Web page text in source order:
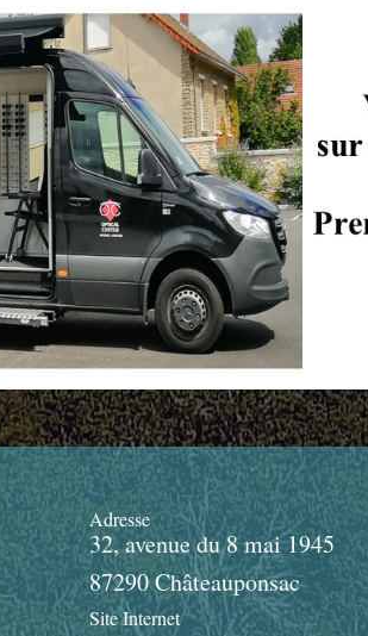
Adresse
32, avenue du 8 mai 1945
87290 Châteauponsac
Site Internet